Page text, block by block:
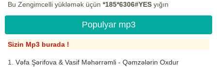
Bu Zengimcelli yükləmək üçün *185*6306#YES yığın
Populyar mp3
Sizin Mp3 burada !
Vəfa Şərifova & Vasif Məhərrəmli - Qəmzələrin Oxdur